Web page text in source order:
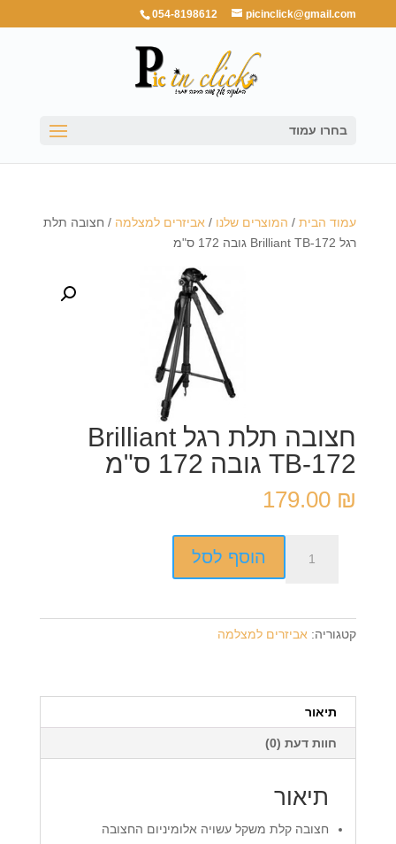
054-8198612 picinclick@gmail.com
בחרו עמוד
עמוד הבית/ המוצרים שלנו / אביזרים למצלמה / חצובה תלת
רגל Brilliant TB-172 גובה 172 ס"מ
חצובה תלת רגל Brilliant
TB-172 גובה 172 ס"מ
179.00 ₪
גובה
172
ס"מ
הוסף לסל
קטגוריה: אביזרים למצלמה
תיאור
חוות דעת (0)
תיאור
חצובה קלת משקל עשויה אלומיניום החצובה